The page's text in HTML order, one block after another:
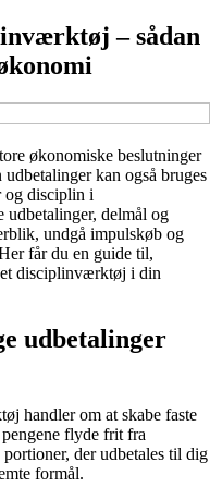
– sådan
økonomiske beslutninger
kan også bruges
og disciplin i
udbetalinger, delmål og
undgå impulskøb og
får du en guide til,
disciplinværktøj i din
udbetalinger
handler om at skabe faste
flyde frit fra
der udbetales til dig
formål.